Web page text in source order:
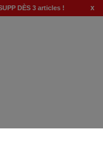
DÈS 3 articles ! x